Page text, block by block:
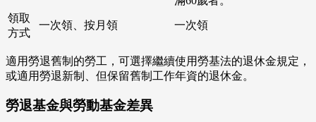
領取
方式
一次領、按月領 一次領
適用勞退舊制的勞工，可選擇繼續使用勞基法的退休金規定，
或適用勞退新制、但保留舊制工作年資的退休金。
勞退基金與勞動基金差異